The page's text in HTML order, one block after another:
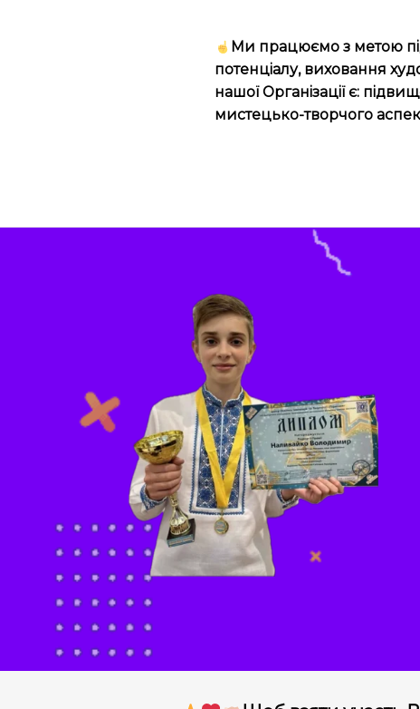
Ми працюємо з метою
потенціалу, виховання
нашої Організації є:
мистецько-творчого